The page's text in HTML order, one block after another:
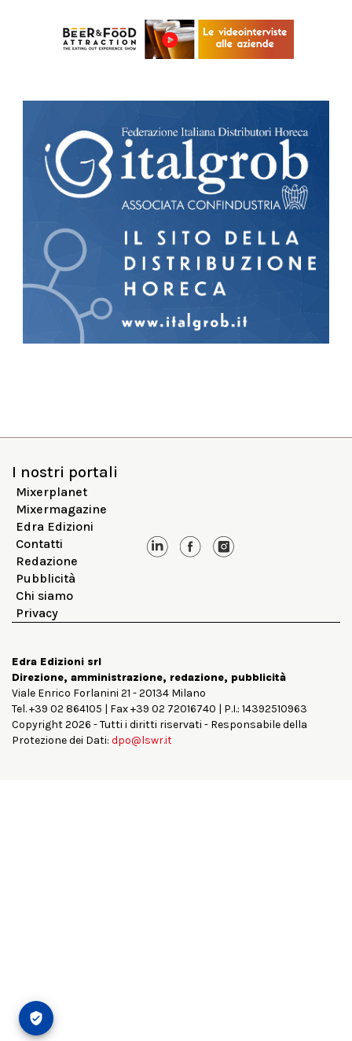
I nostri portali
Mixerplanet
Mixermagazine
Edra Edizioni
Contatti
Redazione
Pubblicità
Chi siamo
Privacy
Edra Edizioni srl
Direzione, amministrazione, redazione, pubblicità
Viale Enrico Forlanini 21 - 20134 Milano
Tel. +39 02 864105 | Fax +39 02 72016740 | P.I.: 14392510963
Copyright 2026 - Tutti i diritti riservati - Responsabile della
Protezione dei Dati: dpo@lswr.it